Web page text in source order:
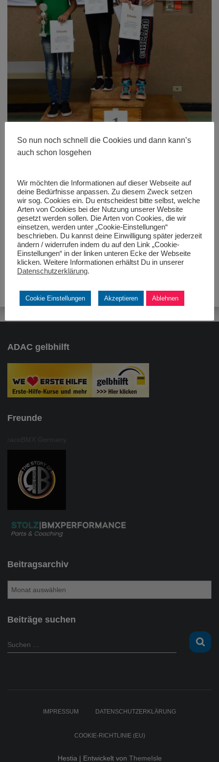
Größe:480 × 280 | 525 × 700 | 450 × 600 | 525 × 700 | 525 ×
700 | 525 × 700 | 360 × 240 | 360 × 300 | 450 × 600 | 272 × 182
50 × 50 | 525 × 700
ADAC gelbhilft
Freunde
Beitragsarchiv
tBeiträge suchen
S
u
Suchen …
IMPRESSUM DATENSCHUTZERKLÄRUNG
COOKIE-RICHTLINIE (EU)
Hestia | Entwickelt von ThemeIsle
So nun noch schnell die Cookies und dann kann’s
auch schon losgehen
Wir möchten die Informationen auf dieser Webseite auf
deine Bedürfnisse anpassen. Zu diesem Zweck setzen
wir sog. Cookies ein. Du entscheidest bitte selbst, welche
Arten von Cookies bei der Nutzung unserer Website
gesetzt werden sollen. Die Arten von Cookies, die wir
einsetzen, werden unter „Cookie-Einstellungen“
beschrieben. Du kannst deine Einwilligung später jederzeit
ändern / widerrufen indem du auf den Link „Cookie-
Einstellungen“ in der linken unteren Ecke der Webseite
klicken. Weitere Informationen erhältst Du in unserer
Datenschutzerklärung.
Cookie Einstellungen Akzeptieren Ablehnen